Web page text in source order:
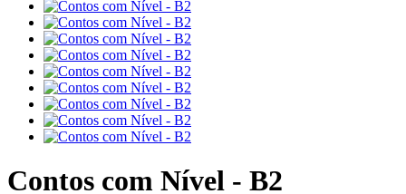
Contos com Nível - B2